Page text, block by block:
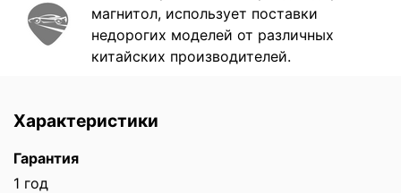
магнитол, использует поставки
недорогих моделей от различных
китайских производителей.
Характеристики
Гарантия
1 год